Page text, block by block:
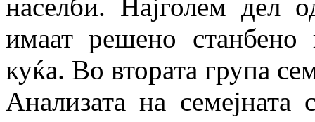
населби. Најголем дел
имаат решено станбено
куќа. Во втората група
Анализата на семејната